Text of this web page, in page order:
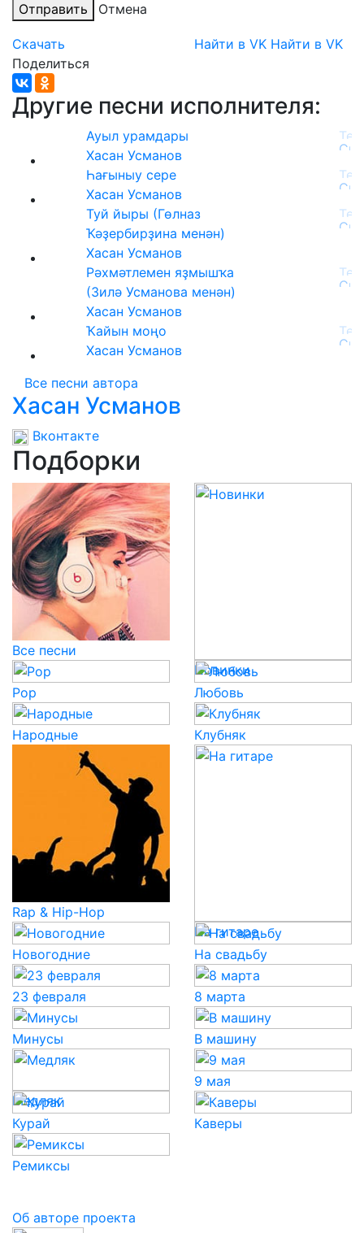
Отправить Отмена
Скачать Найти в VK Найти в VK
Поделиться
Другие песни исполнителя:
Ауыл урамдары
Хасан Усманов
Һағыныу сере
Хасан Усманов
Туй йыры (Гөлназ
Ҡәҙербирҙина менән)
Хасан Усманов
Рәхмәтлемен яҙмышҡа
(Зилә Усманова менән)
Хасан Усманов
Ҡайын моңо
Хасан Усманов
Все песни автора
Хасан Усманов
Вконтакте
Подборки
Все песни
Новинки
Pop
Любовь
Народные Клубняк
Rap & Hip-Hop
На гитаре
Новогодние
На свадьбу
23 февраля 8 марта
Минусы В машину
Медляк
9 мая
Курай Каверы
Ремиксы
Об авторе проекта